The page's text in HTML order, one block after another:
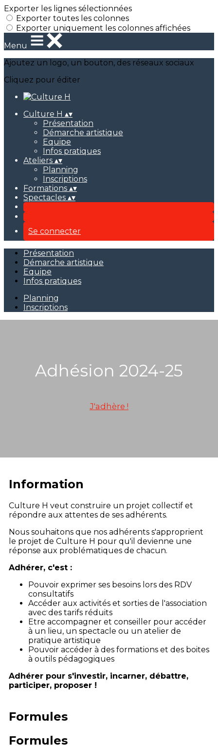
Exporter les lignes sélectionnées
Exporter toutes les colonnes
Exporter uniquement les colonnes affichées
Menu
Ajoutez un logo, un bouton, des réseaux sociaux
Cliquez pour éditer
Culture H ▴▾
Présentation
Démarche artistique
Equipe
Infos pratiques
Ateliers ▴▾
Planning
Inscriptions
Formations ▴▾
Spectacles ▴▾
Se connecter
Présentation
Démarche artistique
Equipe
Infos pratiques
Planning
Inscriptions
Adhésion 2024-25
J'adhère !
Information
Culture H veut construire un projet collectif et
répondre aux attentes de ses adhérents.
Nous souhaitons que nos adhérents s'approprient
le projet de Culture H pour qu'il devienne une
réponse aux problématiques de chacun.
Adhérer, c'est :
Pouvoir exprimer ses besoins lors des RDV
consultatifs
Accéder aux activités et sorties de l'association
avec des tarifs réduits
Etre accompagner et conseiller pour accéder
à un lieu, un spectacle ou un atelier de
pratique artistique
Pouvoir accéder à des formations et des boites
à outils pédagogiques
Adhérer pour s'investir, incarner, débattre,
participer, proposer !
Formules
Formules